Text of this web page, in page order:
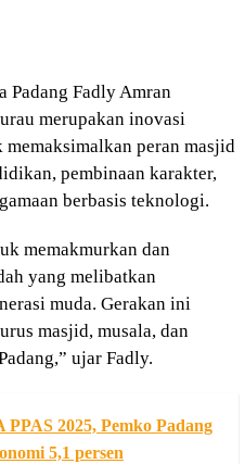
Padang Fadly Amran
merupakan inovasi
peran masjid
pembinaan karakter,
berbasis teknologi.
memakmurkan dan
yang melibatkan
muda. Gerakan ini
masjid, musala, dan
ujar Fadly.
2025, Pemko Padang
5,1 persen